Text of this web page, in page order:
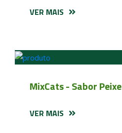
VER MAIS
MixCats - Sabor Peixe
VER MAIS